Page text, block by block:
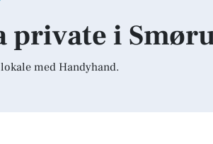
i
med Handyhand.